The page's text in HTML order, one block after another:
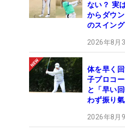
ない？ 実
からダウ
のスイング
2026年8月
体を早く
子プロコ
と「早い
わず振り
2026年8月